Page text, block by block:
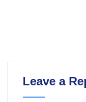
Leave a